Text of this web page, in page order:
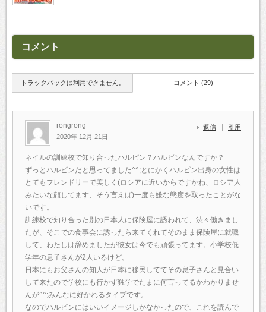
コメント
トラックバックは利用できません。 コメント (29)
rongrong
2020年 12月 21日
返信 引用
ネイルの訓練校で知り合ったハルピン？ハルビンなんですか？
ずっとハルピンだと思ってました^^;とにかくハルピン出身の女性は
とてもフレンドリーで美しく(ロシアに近いからですかね、ロシア人
みたいな顔してます、そう言えば)一度も嫌な態度を取ったことがな
いです。
訓練校で知り合った別の日本人に保険屋に誘われて、渋々働きまし
たが、そこでの食事会に誘ったら来てくれてそのまま保険屋に就職
して、わたしは辞めましたが彼女は今でも頑張ってます。小学校低
学年の息子さんが2人いるけど。
日本にもお父さんの知人が日本に移民しててその息子さんと見合い
して来たので学校にも行かず独学でたまに何言ってるかわかりませ
んが^^;みんなに好かれるタイプです。
なのでハルピンにはいいイメージしかなかったので、これを読んで